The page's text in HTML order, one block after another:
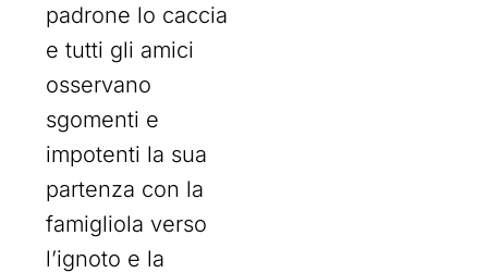
padrone lo caccia
e tutti gli amici
osservano
sgomenti e
impotenti la sua
partenza con la
famigliola verso
l’ignoto e la